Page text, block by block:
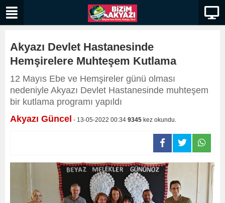
Akyazı Devlet Hastanesinde
Hemşirelere Muhteşem Kutlama
12 Mayıs Ebe ve Hemşireler günü olması
nedeniyle Akyazı Devlet Hastanesinde muhteşem
bir kutlama programı yapıldı
Akyazı Güncel - 13-05-2022 00:34 9345 kez okundu.